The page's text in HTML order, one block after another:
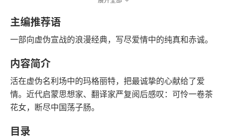
116千字
字数
2024-07-01
发行日期
主编推荐语
一部向虚伪宣战的浪漫经典，写尽爱情中的纯真和赤诚。
内容简介
活在虚伪名利场中的玛格丽特，把最诚挚的心献给了爱
情。近代启蒙思想家、翻译家严复阅后感叹：可怜一卷茶
花女，断尽中国荡子肠。
目录